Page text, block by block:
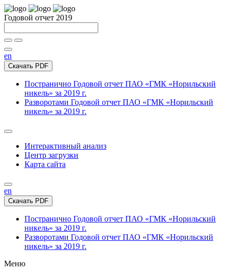
Годовой отчет 2019
en
Скачать PDF
Постранично Годовой отчет ПАО «ГМК «Норильский
никель» за 2019 г.
Разворотами Годовой отчет ПАО «ГМК «Норильский
никель» за 2019 г.
Интерактивный анализ
Центр загрузки
Карта сайта
en
Скачать PDF
Постранично Годовой отчет ПАО «ГМК «Норильский
никель» за 2019 г.
Разворотами Годовой отчет ПАО «ГМК «Норильский
никель» за 2019 г.
Меню